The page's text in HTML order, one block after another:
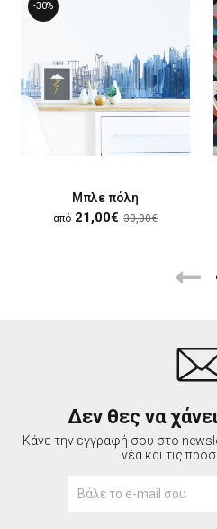
-30%
Μπλε πόλη
από 21,00€ 30,00€
Δεν θες να
Κάνε την εγγραφή σου στο
νέα και τις